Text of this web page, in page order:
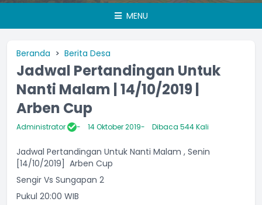
MENU
Beranda Berita Desa
Jadwal Pertandingan Untuk
Nanti Malam | 14/10/2019 |
Arben Cup
Administrator 14 Oktober 2019 Dibaca 544 Kali
Jadwal Pertandingan Untuk Nanti Malam , Senin
[14/10/2019] Arben Cup
Sengir Vs Sungapan 2
Pukul 20:00 WIB